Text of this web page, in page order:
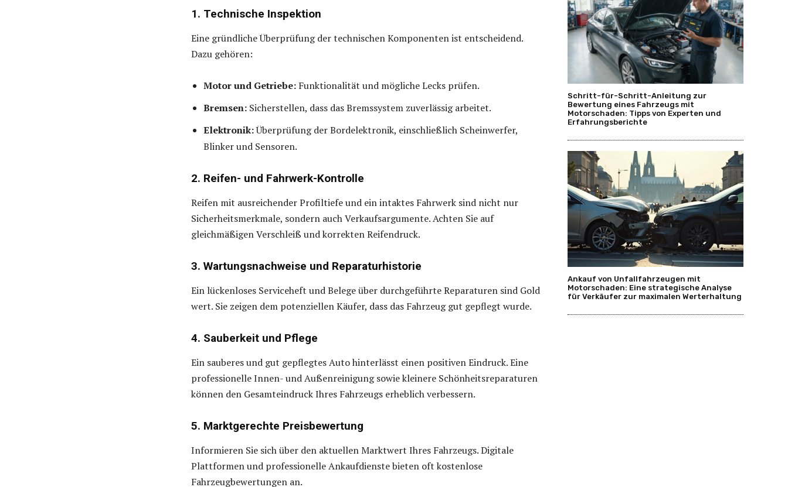
1. Technische Inspektion
Eine gründliche Überprüfung der technischen Komponenten ist entscheidend.
Dazu gehören:
Motor und Getriebe: Funktionalität und mögliche Lecks prüfen.
Bremsen: Sicherstellen, dass das Bremssystem zuverlässig arbeitet.
Elektronik:Überprüfung der Bordelektronik, einschließlich Scheinwerfer,
Blinker und Sensoren.
2. Reifen- und Fahrwerk-Kontrolle
Reifen mit ausreichender Profiltiefe und ein intaktes Fahrwerk sind nicht nur
Sicherheitsmerkmale, sondern auch Verkaufsargumente. Achten Sie auf
gleichmäßigen Verschleiß und korrekten Reifendruck.
3. Wartungsnachweise und Reparaturhistorie
Ein lückenloses Serviceheft und Belege über durchgeführte Reparaturen sind Gold
wert. Sie zeigen dem potenziellen Käufer, dass das Fahrzeug gut gepflegt wurde.
4. Sauberkeit und Pflege
Ein sauberes und gut gepflegtes Auto hinterlässt einen positiven Eindruck. Eine
professionelle Innen- und Außenreinigung sowie kleinere Schönheitsreparaturen
können den Gesamteindruck Ihres Fahrzeugs erheblich verbessern.
5. Marktgerechte Preisbewertung
Informieren Sie sich über den aktuellen Marktwert Ihres Fahrzeugs. Digitale
Plattformen und professionelle Ankaufdienste bieten oft kostenlose
Fahrzeugbewertungen an.
Schritt-für-Schritt-Anleitung zur
Bewertung eines Fahrzeugs mit
Motorschaden: Tipps von Experten und
Erfahrungsberichte
Ankauf von Unfallfahrzeugen mit
Motorschaden: Eine strategische Analyse
für Verkäufer zur maximalen Werterhaltung